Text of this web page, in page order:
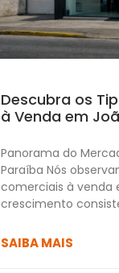
Descubra os
à Venda em
Panorama do
Paraíba Nós
comerciais à venda
crescimento
SAIBA MAIS